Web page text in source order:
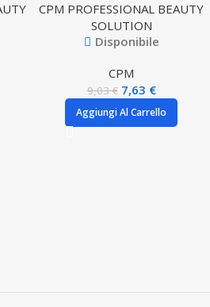
CPM PROFESSIONAL BEAUTY
SOLUTION
Disponibile
CPM
9,03€ 7,63 €
Aggiungi Al Carrello